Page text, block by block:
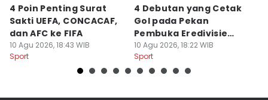
4 Poin Penting Surat
Sakti UEFA, CONCACAF,
dan AFC ke FIFA
10 Agu 2026, 18:43 WIB
Sport
4 Debutan yang Cetak
Gol pada Pekan
Pembuka Eredivisie
2026/2027
10 Agu 2026, 18:22 WIB
Sport